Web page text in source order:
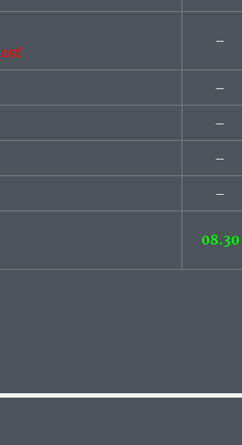
–
–
–
–
–
08.30